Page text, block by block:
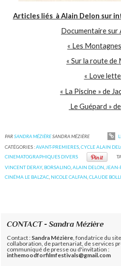
Articles liés à Alain Delon sur
Documentaire sur
« Les
« Sur la route de
« Love
« La Piscine » de
Le Guépard »
PARSANDRA MÉZIÈRESANDRA MÉZIÈRE
CATÉGORIES :AVANT-PREMIERES ,CYCLE ALAIN
CINEMATOGRAPHIQUES DIVERS
VINCENT DERAY, BORSALINO ,ALAIN DELON JEAN-
CINÉMA LE BALZAC NICOLE CALFAN ,CLAUDE
CONTACT - Sandra Mézière
Contact : Sandra Mézière , fondatrice du
collaboration, de partenariat, de services
communiqué de presse ou d'invitation :
inthemoodforfilmfestivals@gmail.com